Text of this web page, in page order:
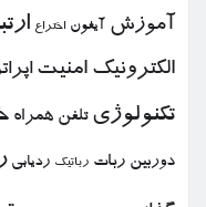
آموزش آیفون اختراع
الكترونیك امنیت
تكنولوژی تلفن همراه
دوربین ربات رباتیك ردیابی